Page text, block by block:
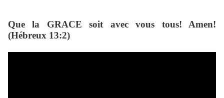
Que la GRACE soit avec vous tous! Amen!
(Hébreux 13:2)